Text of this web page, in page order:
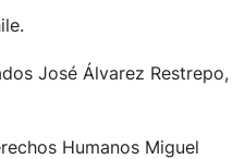
José Álvarez Restrepo,
Humanos Miguel